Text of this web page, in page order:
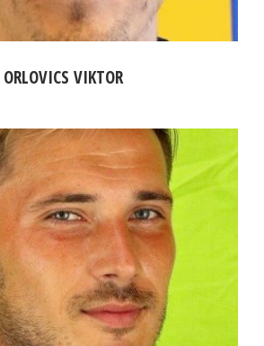
ORLOVICS VIKTOR